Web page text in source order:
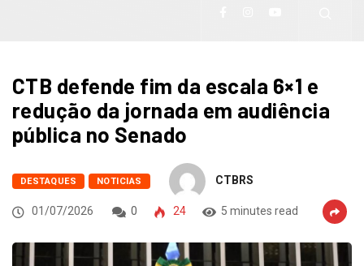
CTB defende fim da escala 6×1 e
redução da jornada em audiência
pública no Senado
DESTAQUES NOTICIAS CTBRS
01/07/2026 0 24 5 minutes read